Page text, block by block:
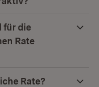
für die
Rate
Rate?